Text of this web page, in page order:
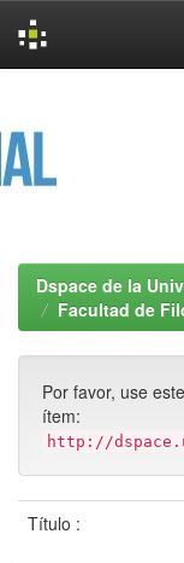
Dspace de la
Facultad de
Por favor, use
ítem:
http://
Título :